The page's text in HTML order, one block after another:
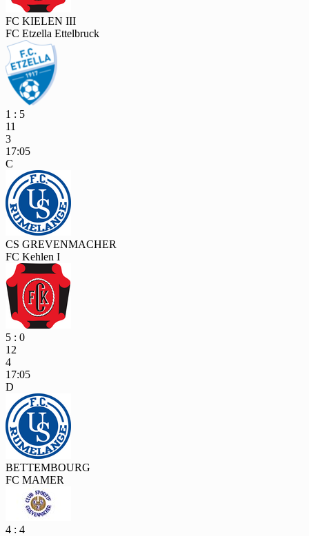
FC KIELEN III
FC Etzella Ettelbruck
1 : 5
11
3
17:05
C
CS GREVENMACHER
FC Kehlen I
5 : 0
12
4
17:05
D
BETTEMBOURG
FC MAMER
4 : 4